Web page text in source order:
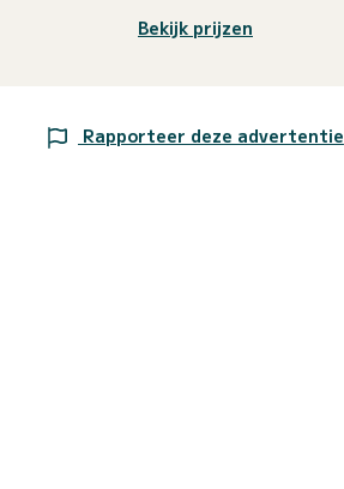
Bekijk prijzen
Rapporteer deze advertentie